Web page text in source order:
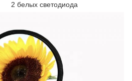
2 белых светодиода